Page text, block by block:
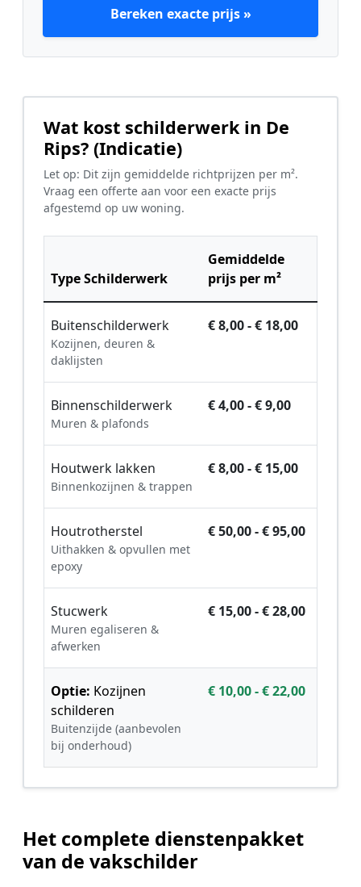
Bereken exacte prijs »
Wat kost schilderwerk in De
Rips? (Indicatie)
Let op: Dit zijn gemiddelde richtprijzen per m².
Vraag een offerte aan voor een exacte prijs
afgestemd op uw woning.
Type Schilderwerk
Gemiddelde
prijs per m²
Buitenschilderwerk
Kozijnen, deuren &
daklijsten
€ 8,00 - € 18,00
Binnenschilderwerk
Muren & plafonds
€ 4,00 - € 9,00
Houtwerk lakken
Binnenkozijnen & trappen
€ 8,00 - € 15,00
Houtrotherstel
Uithakken & opvullen met
epoxy
€ 50,00 - € 95,00
Stucwerk
Muren egaliseren &
afwerken
€ 15,00 - € 28,00
Optie: Kozijnen
schilderen
Buitenzijde (aanbevolen
bij onderhoud)
€ 10,00 - € 22,00
Het complete dienstenpakket
van de vakschilder